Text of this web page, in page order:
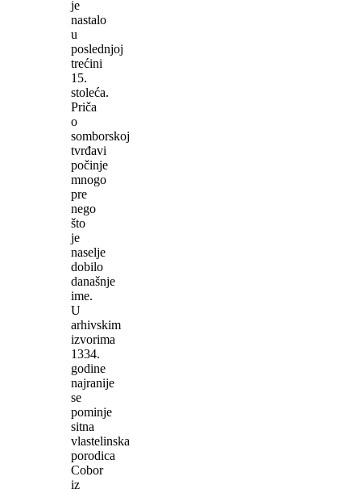
je
nastalo
u
poslednjoj
trećini
15.
stoleća.
Priča
o
somborskoj
tvrđavi
počinje
mnogo
pre
nego
što
je
naselje
dobilo
današnje
ime.
U
arhivskim
izvorima
1334.
godine
najranije
se
pominje
sitna
vlastelinska
porodica
Cobor
iz